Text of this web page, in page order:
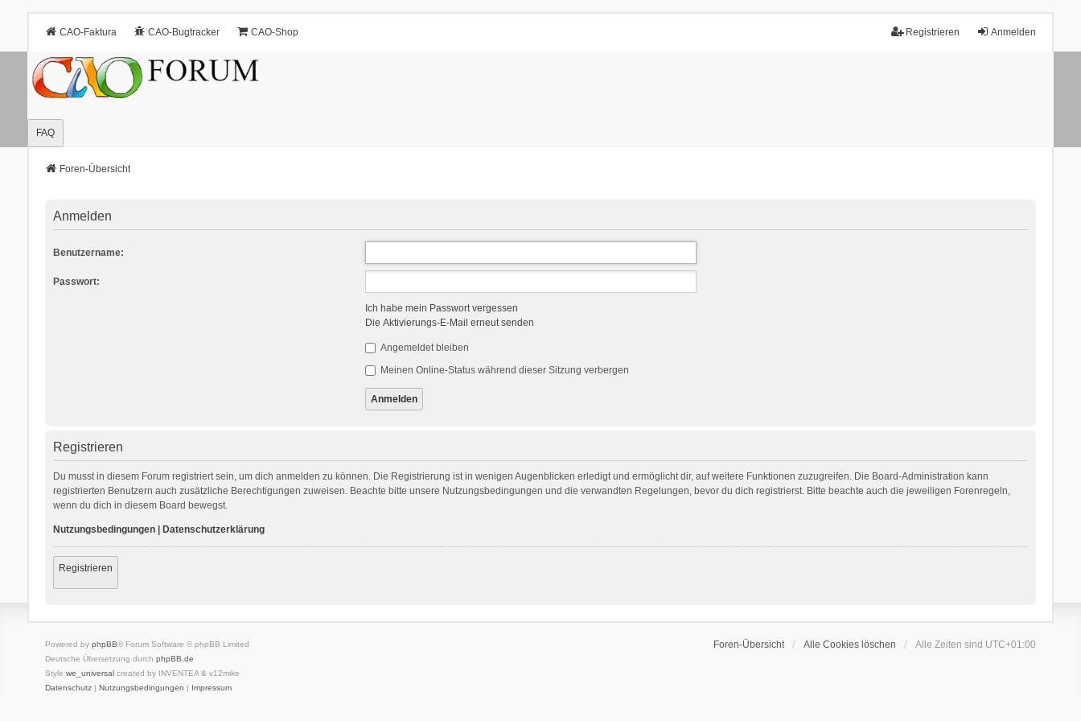
Anmelden
Registrieren
CAO-Faktura CAO-Bugtracker CAO-Shop
FAQ
Foren-Übersicht
Anmelden
Benutzername:
Passwort:
Ich habe mein Passwort vergessen
Die Aktivierungs-E-Mail erneut senden
Angemeldet bleiben
Meinen Online-Status während dieser Sitzung verbergen
Registrieren
Du musst in diesem Forum registriert sein, um dich anmelden zu können. Die Registrierung ist in wenigen Augenblicken erledigt und ermöglicht dir, auf weitere Funktionen zuzugreifen. Die Board-Administration kann
registrierten Benutzern auch zusätzliche Berechtigungen zuweisen. Beachte bitte unsere Nutzungsbedingungen und die verwandten Regelungen, bevor du dich registrierst. Bitte beachte auch die jeweiligen Forenregeln,
wenn du dich in diesem Board bewegst.
Nutzungsbedingungen| Datenschutzerklärung
Registrieren
Foren-Übersicht Alle Cookies löschen Alle Zeiten sind UTC+01:00
Powered by phpBB® Forum Software © phpBB Limited
Deutsche Übersetzung durch phpBB.de
Style we_universalcreated by INVENTEA & v12mike
Datenschutz| Nutzungsbedingungen | Impressum